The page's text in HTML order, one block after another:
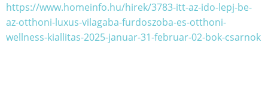
https://www.homeinfo.hu/hirek/3783-itt-az-ido-lepj-be-
az-otthoni-luxus-vilagaba-furdoszoba-es-otthoni-
wellness-kiallitas-2025-januar-31-februar-02-bok-csarnok